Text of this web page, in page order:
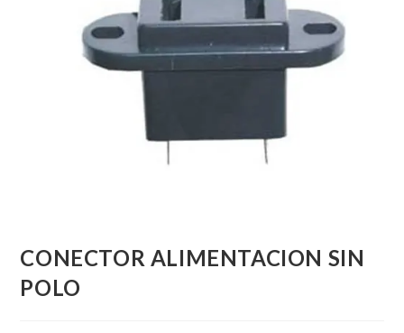
CONECTOR ALIMENTACION SIN
POLO